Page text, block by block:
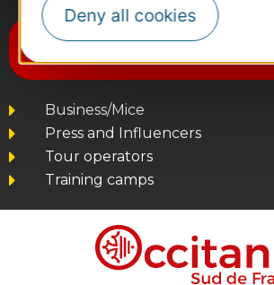
Deny all cookies
Subscribe to the
Business/Mice
Press and Influencers
Tour operators
Training camps